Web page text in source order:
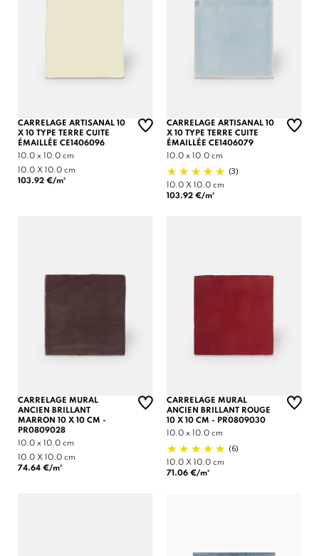
CARRELAGE ARTISANAL 10
X 10 TYPE TERRE CUITE
ÉMAILLÉE CE1406096
10.0 x 10.0 cm
10.0 X 10.0 cm
103.92 €/m²
CARRELAGE ARTISANAL 10
X 10 TYPE TERRE CUITE
ÉMAILLÉE CE1406079
10.0 x 10.0 cm
(3)
10.0 X 10.0 cm
103.92 €/m²
CARRELAGE MURAL
ANCIEN BRILLANT
MARRON 10 X 10 CM -
PR0809028
10.0 x 10.0 cm
10.0 X 10.0 cm
74.64 €/m²
CARRELAGE MURAL
ANCIEN BRILLANT ROUGE
10 X 10 CM - PR0809030
10.0 x 10.0 cm
(6)
10.0 X 10.0 cm
71.06 €/m²